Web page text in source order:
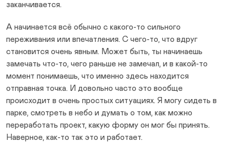
заканчивается.
А начинается всё обычно с какого-то сильного
переживания или впечатления. С чего-то, что вдруг
становится очень явным. Может быть, ты начинаешь
замечать что-то, чего раньше не замечал, и в какой-то
момент понимаешь, что именно здесь находится
отправная точка. И довольно часто это вообще
происходит в очень простых ситуациях. Я могу сидеть в
парке, смотреть в небо и думать о том, как можно
переработать проект, какую форму он мог бы принять.
Наверное, как-то так это и работает.